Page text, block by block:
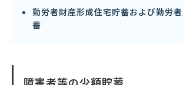
勤労者財産形成住宅貯蓄および勤労
蓄